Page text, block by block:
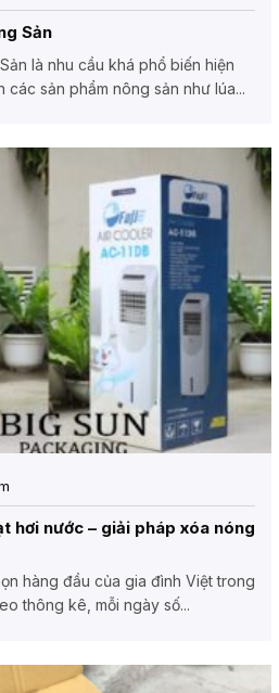
Sản
là nhu cầu khá phổ biến hiện
sản phẩm nông sản như lúa...
hơi nước – giải pháp xóa nóng
hàng đầu của gia đình Việt trong
thông kê, mỗi ngày số...